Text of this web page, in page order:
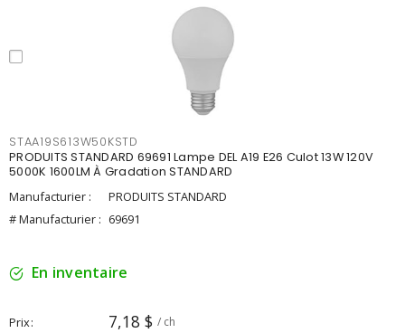
STAA19S613W50KSTD
PRODUITS STANDARD 69691 Lampe DEL A19 E26 Culot 13W 120V
5000K 1600LM À Gradation STANDARD
Manufacturier :
PRODUITS STANDARD
# Manufacturier : 69691
En inventaire
Prix 7,18 $ / ch